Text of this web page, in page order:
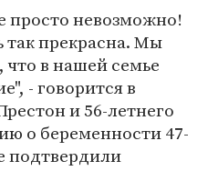
просто невозможно!
так прекрасна. Мы
в нашей семье
- говорится в
и 56-летнего
о беременности 47-
подтвердили